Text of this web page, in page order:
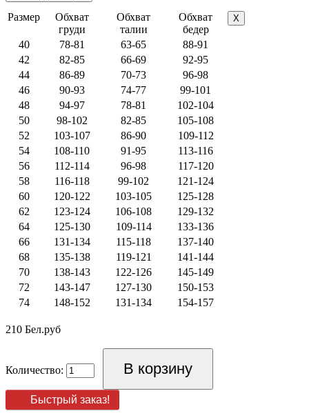
Размер
Обхват
груди
Обхват
талии
Обхват
бедер
X
40 78-81 63-65
88-91
42
82-85 66-69
92-95
44
86-89 70-73
96-98
46
90-93 74-77
99-101
48
94-97 78-81
102-104
50
98-102 82-85
105-108
52
103-107 86-90
109-112
54
108-110 91-95
113-116
56
112-114 96-98
117-120
58
116-118 99-102
121-124
60
120-122 103-105
125-128
62
123-124 106-108
129-132
64
125-130 109-114
133-136
66
131-134 115-118
137-140
68
135-138 119-121
141-144
70
138-143 122-126
145-149
72
143-147 127-130
150-153
74
148-152 131-134 154-157
210 Бел.руб
Количество:
Быстрый заказ!